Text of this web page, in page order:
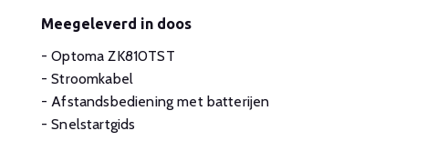
Meegeleverd in doos
- Optoma ZK810TST
- Stroomkabel
- Afstandsbediening met batterijen
- Snelstartgids